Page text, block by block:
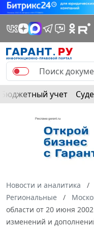
Бюджетный учет
Новости и аналитика
Региональные
области от 20 июня
изменений и